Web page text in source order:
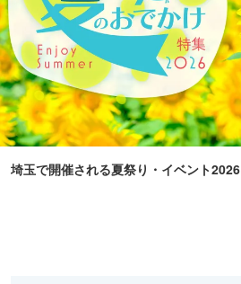
埼玉で開催される夏祭り・イベント2026